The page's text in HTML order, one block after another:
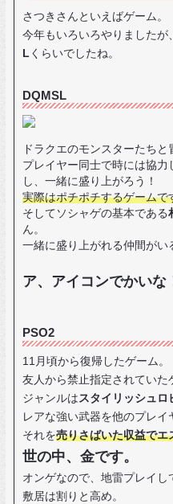
さつきさんといえばゲーム。
今年もいろいろやりましたが
L くらいでしたね。
DQMSL
ドラクエのモンスターたちと
プレイヤー同士で時には協
し、一緒に盛り上がろう！
実際はポチポチするゲームで
そしてソシャゲの基本である
ん。
一緒に盛り上がれる仲間が
ア、アイコンでかいな
PSO2
11月頃から復帰したゲーム。
友人から禁止指定されていた
ジャンルはスタイリッシュロ
レアな強い武器を他のプレイ
それを売りさばいた収益でエ
世の中、金です。
オンゲなので、地雷プレイし
敷居は割りと高め。